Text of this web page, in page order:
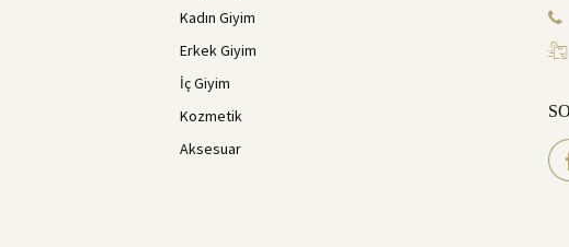
Kadın Giyim
Erkek Giyim
İç Giyim
Kozmetik
Aksesuar